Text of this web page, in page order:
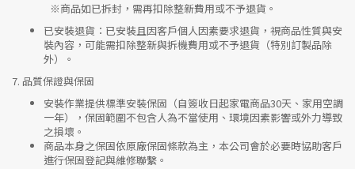
※商品如已拆封，需再扣除整新費用或不予退貨。
已安裝退貨 ：已安裝且因客戶個人因素要求退貨，視商品性質與安
裝內容，可能需扣除整新與拆機費用或不予退貨（特別訂製品除
外）。
7. 品質保證與保固
安裝作業提供標準安裝保固（自簽收日起家電商品30天、家用空調
一年），保固範圍不包含人為不當使用、環境因素影響或外力導致
之損壞。
商品本身之保固依原廠保固條款為主，本公司會於必要時協助客戶
進行保固登記與維修聯繫。